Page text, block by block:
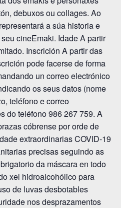
debuxos ou collages. Ao
a súa historia e
cineEmaki. Idade A partir
Inscrición A partir das
pode facerse de forma
un correo electrónico
os seus datos (nome
teléfono e correo
do teléfono 986 267 759. A
cóbrense por orde de
extraordinarias COVID-19
precisas seguindo as
da máscara en todo
xel hidroalcohólico para
de luvas desbotables
nos desprazamentos